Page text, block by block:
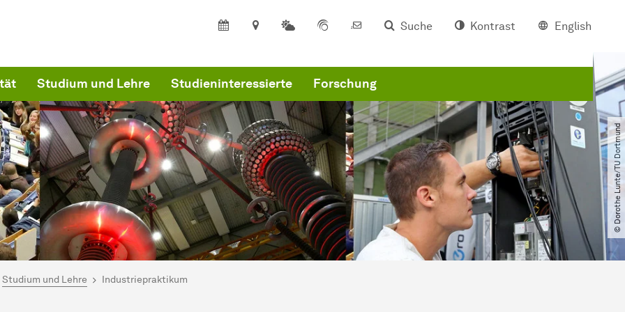
Suche Kontrast English
Studium und Lehre Studieninteressierte Forschung
© Dorothe Lunte​/​TU Dortmund
hier:
Studium und Lehre Industriepraktikum